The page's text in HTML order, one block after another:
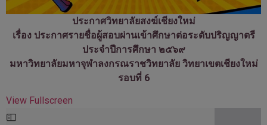
ประกาศวิทยาลัยสงฆ์เชียงใหม่
เรื่อง ประกาศรายชื่อผู้สอบผ่านเข้าศึกษาต่อระดับปริญญาตรี
ประจำปีการศึกษา ๒๕๖๙
มหาวิทยาลัยมหาจุฬาลงกรณราชวิทยาลัย วิทยาเขตเชียงใหม่
รอบที่ 6
View Fullscreen